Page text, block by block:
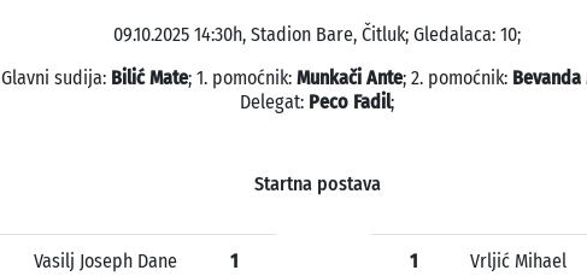
09.10.2025 14:30h, Stadion Bare, Čitluk; Gledalaca: 10;
Glavni sudija: Bilić Mate; 1. pomoćnik: Munkači Ante; 2. pomoćnik: Bevanda
Delegat: Peco Fadil;
Startna postava
Vasilj Joseph Dane 1 1 Vrljić Mihael